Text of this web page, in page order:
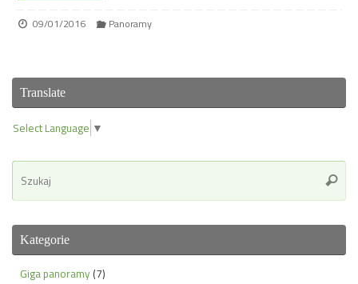
09/01/2016 Panoramy
Translate
Select Language ▼
Kategorie
Giga panoramy (7)